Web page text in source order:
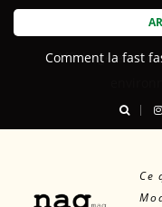
Skip
Comment la fast
Ce